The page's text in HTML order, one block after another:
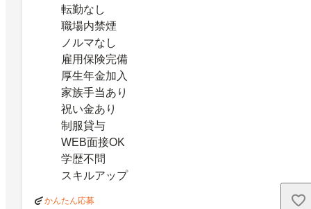
転勤なし
職場内禁煙
ノルマなし
雇用保険完備
厚生年金加入
家族手当あり
祝い金あり
制服貸与
WEB面接OK
学歴不問
スキルアップ
かんたん応募